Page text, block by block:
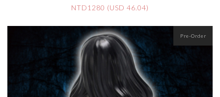
NTD1280 (USD 46.04)
Pre-Order